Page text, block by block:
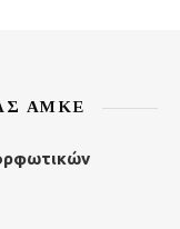
ΑΜΚΕ